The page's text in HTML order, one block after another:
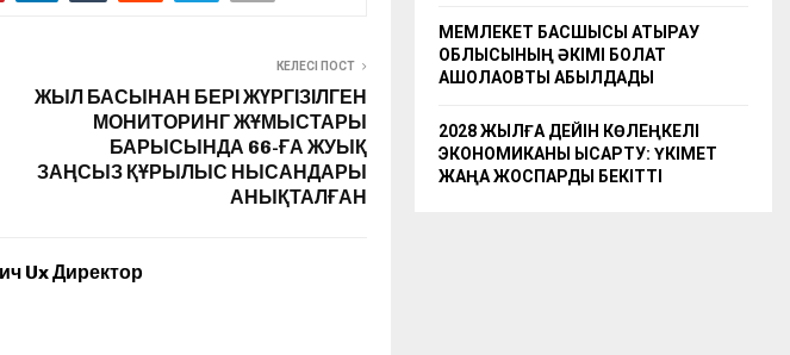
КЕЛЕСІ ПОСТ
ЖЫЛ БАСЫНАН БЕРІ ЖҮРГІЗІЛГЕН
МОНИТОРИНГ ЖҰМЫСТАРЫ
БАРЫСЫНДА 66-ҒА ЖУЫҚ
ЗАҢСЫЗ ҚҰРЫЛЫС НЫСАНДАРЫ
АНЫҚТАЛҒАН
Ux Директор
МЕМЛЕКЕТ БАСШЫСЫ АТЫРАУ
ОБЛЫСЫНЫҢ ӘКІМІ БОЛАТ
АҚШОЛАҚОВТЫ ҚАБЫЛДАДЫ
2028 ЖЫЛҒА ДЕЙІН КӨЛЕҢКЕЛІ
ЭКОНОМИКАНЫ ҚЫСҚАРТУ: ҮКІМЕТ
ЖАҢА ЖОСПАРДЫ БЕКІТТІ